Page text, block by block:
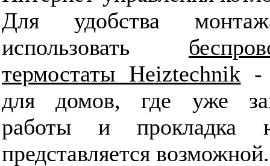
Для удобства
использовать
термостаты Heiztechnik -
для домов, где уже
работы и прокладка
представляется возможной.